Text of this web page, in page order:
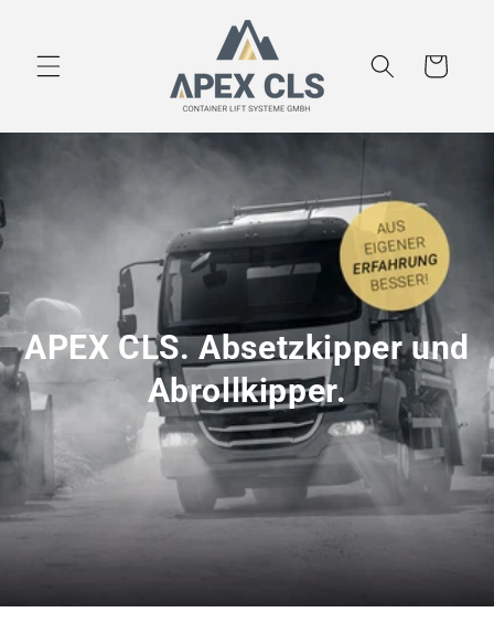
Warenkorb
APEX CLS. Absetzkipper und
Abrollkipper.